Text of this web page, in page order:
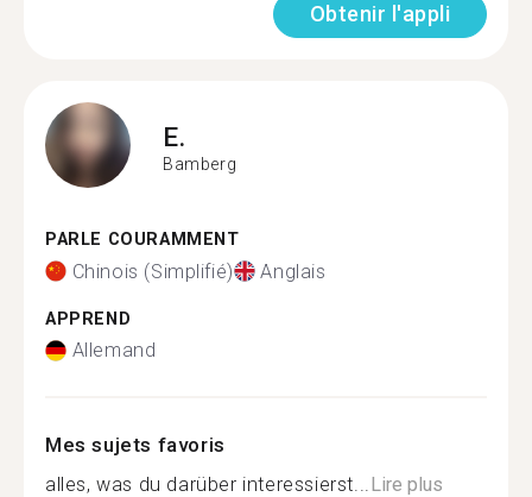
Obtenir l'appli
E.
Bamberg
PARLE COURAMMENT
Chinois (Simplifié) Anglais
APPREND
Allemand
Mes sujets favoris
alles, was du darüber interessierst...Lire plus